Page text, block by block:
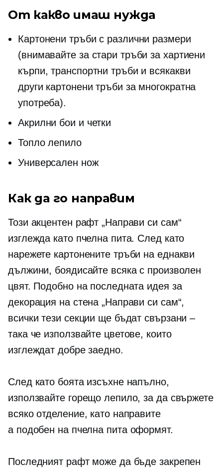
От какво имаш нужда
Картонени тръби с различни размери
(внимавайте за стари тръби за хартиени
кърпи, транспортни тръби и всякакви
други картонени тръби за многократна
употреба).
Акрилни бои и четки
Топло лепило
Универсален нож
Как да го направим
Този акцентен рафт „Направи си сам“
изглежда като пчелна пита. След като
нарежете картонените тръби на еднакви
дължини, боядисайте всяка с произволен
цвят. Подобно на последната идея за
декорация на стена „Направи си сам“,
всички тези секции ще бъдат свързани –
така че използвайте цветове, които
изглеждат добре заедно.
След като боята изсъхне напълно,
използвайте горещо лепило, за да свържете
всяко отделение, като направите
a подобен на пчелна питаоформят.
Последният рафт може да бъде закрепен